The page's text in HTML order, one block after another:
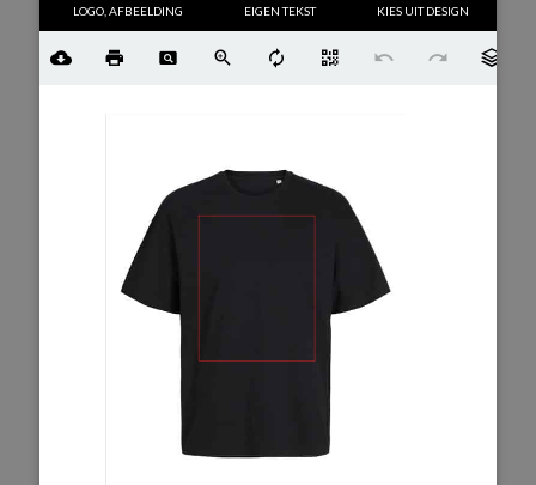
LOGO, AFBEELDING EIGEN TEKST KIES UIT DESIGN